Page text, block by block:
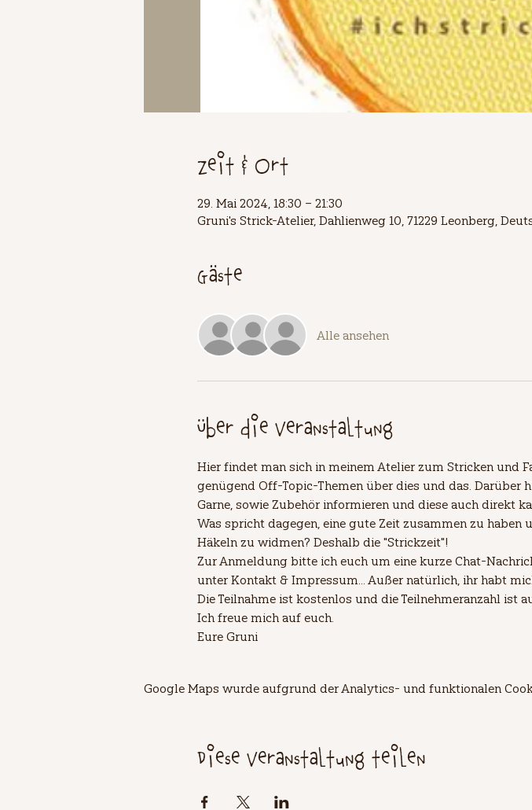
Zeit & Ort
29. Mai 2024, 18:30 – 21:30
Gruni's Strick-Atelier, Dahlienweg 10, 71229 Leonberg,
Gäste
Alle ansehen
Über die Veranstaltung
Hier findet man sich in meinem Atelier zum Stricken und
genügend Off-Topic-Themen über dies und das. Darüber
Garne, sowie Zubehör informieren und diese auch direkt
Was spricht dagegen, eine gute Zeit zusammen zu
Häkeln zu widmen? Deshalb die "Strickzeit"!
Zur Anmeldung bitte ich euch um eine kurze Chat-
unter Kontakt & Impressum... Außer natürlich, ihr habt
Die Teilnahme ist kostenlos und die Teilnehmeranzahl ist
Ich freue mich auf euch.
Eure Gruni
Google Maps wurde aufgrund der Analytics- und funktionalen
Diese Veranstaltung teilen